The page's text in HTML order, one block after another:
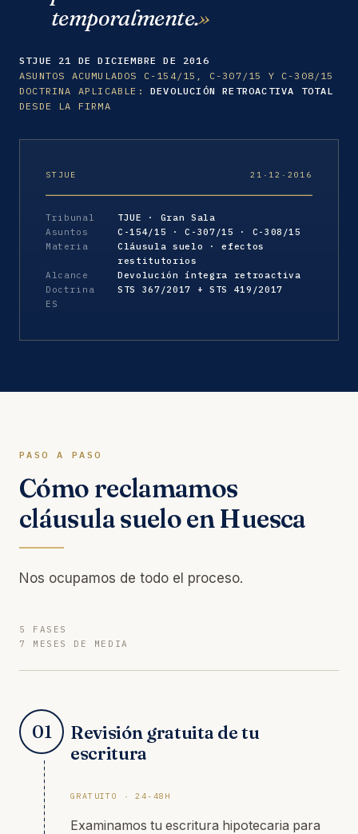
temporalmente.
STJUE 21 DE DICIEMBRE DE 2016
ASUNTOS ACUMULADOS C-154/15, C-307/15 Y C-308/15
DOCTRINA APLICABLE: DEVOLUCIÓN RETROACTIVA TOTAL
DESDE LA FIRMA
STJUE 21·12·2016
Tribunal
TJUE · Gran Sala
Asuntos
C-154/15 · C-307/15 · C-308/15
Materia
Cláusula suelo · efectos
restitutorios
Alcance
Devolución íntegra retroactiva
Doctrina
ES
STS 367/2017 + STS 419/2017
PASO A PASO
Cómo reclamamos
cláusula suelo en Huesca
Nos ocupamos de todo el proceso.
5 FASES
7 MESES DE MEDIA
01
Revisión gratuita de tu
escritura
GRATUITO · 24-48H
Examinamos tu escritura hipotecaria para